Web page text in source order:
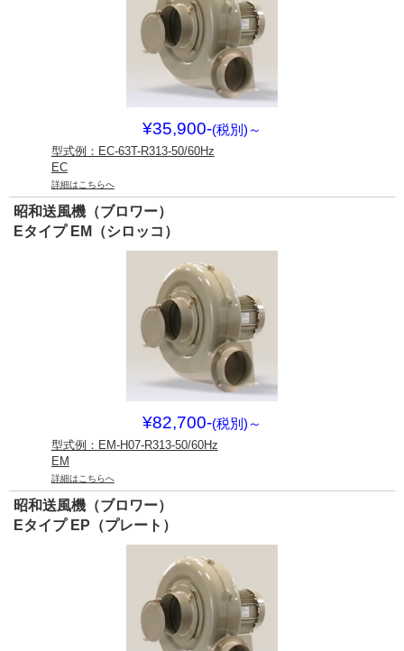
¥35,900-(税別) ～
型式例：EC-63T-R313-50/60Hz
EC
詳細はこちらへ
昭和送風機（ブロワー）
Eタイプ EM（シロッコ）
¥82,700-(税別) ～
型式例：EM-H07-R313-50/60Hz
EM
詳細はこちらへ
昭和送風機（ブロワー）
Eタイプ EP（プレート）